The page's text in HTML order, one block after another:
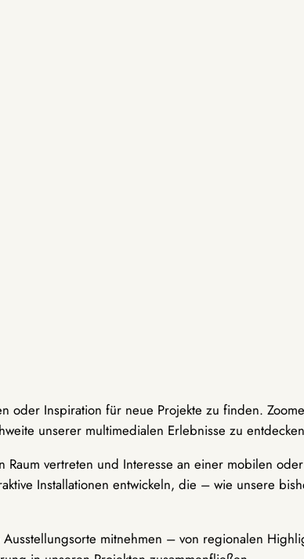
oder Inspiration für neue Projekte zu finden.
unserer multimedialen Erlebnisse zu
vertreten und Interesse an einer mobilen
Installationen entwickeln, die – wie unsere
mitnehmen – von regionalen